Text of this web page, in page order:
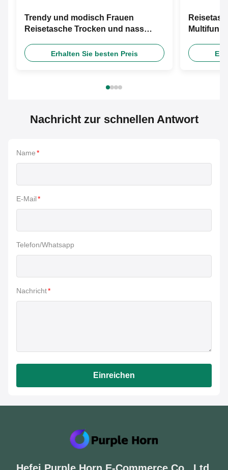
Trendy und modisch Frauen
Reisetasche Trocken und nass
Erhalten Sie besten Preis
Nachricht zur schnellen Antwort
Name*
E-Mail*
Telefon/Whatsapp
Nachricht*
Einreichen